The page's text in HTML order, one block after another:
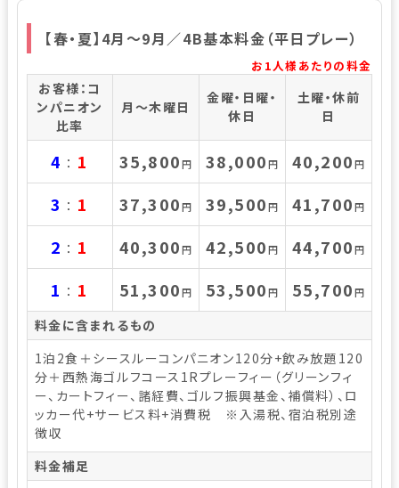
【春・夏】4月～9月／4B基本料金（平日プレー）
お1人様あたりの料金
お客様：コ
ンパニオン
比率
月～木曜日
金曜・日曜・
休日
土曜・休前
日
4 ： 1 35,800円 38,000円 40,200円
3 ： 1 37,300円 39,500円 41,700円
2 ： 1 40,300円 42,500円 44,700円
1 ： 1 51,300円 53,500円 55,700円
料金に含まれるもの
1泊2食＋シースルーコンパニオン120分+飲み放題120
分＋西熱海ゴルフコース1Rプレーフィー（グリーンフィ
ー、カートフィー、諸経費、ゴルフ振興基金、補償料）、ロ
ッカー代+サービス料+消費税 ※入湯税、宿泊税別途
徴収
料金補足